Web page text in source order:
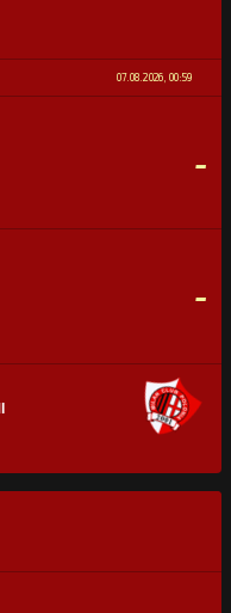
100%
07.08.2026, 00:59
-
-